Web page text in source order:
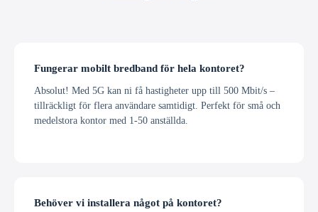
Fungerar mobilt bredband för hela kontoret?
Absolut! Med 5G kan ni få hastigheter upp till 500 Mbit/s –
tillräckligt för flera användare samtidigt. Perfekt för små och
medelstora kontor med 1-50 anställda.
Behöver vi installera något på kontoret?